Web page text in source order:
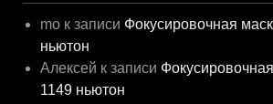
mo к записи Фокусировочная
ньютон
Алексей к записи
1149 ньютон